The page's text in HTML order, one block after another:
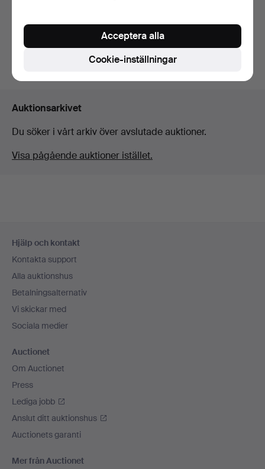
289 USD
Bevaka sökning
Auktionsarkivet
Du söker i vårt arkiv över avslutade auktioner.
Visa pågående auktioner istället.
Hjälp och kontakt
Kontakta support
Alla auktionshus
Betalningsalternativ
Vi skickar med
Sociala medier
Auctionet
Om Auctionet
Press
Lediga jobb
Anslut ditt auktionshus
Auctionets garanti
Mer från Auctionet
Cookie-inställningar
Acceptera alla